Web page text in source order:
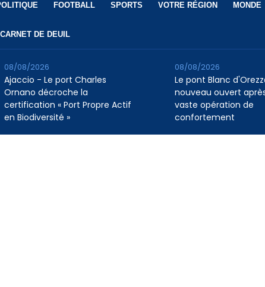
FOOTBALL SPORTS VOTRE RÉGION MONDE
CARNET DE DEUIL
Ajaccio - Le port Charles
Ornano décroche la
certification « Port Propre Actif
en Biodiversité »
08/08/2026
Le pont Blanc
nouveau ouvert
vaste opération de
confortement
08/08/2026